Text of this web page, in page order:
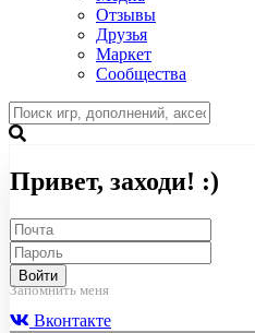
Отзывы
Друзья
Маркет
Сообщества
Привет, заходи! :)
Войти
Запомнить меня
Вконтакте